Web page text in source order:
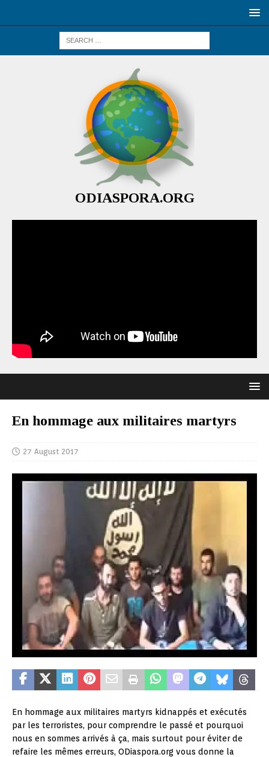
ODIASPORA.ORG
En hommage aux militaires martyrs
27 August 2017
En hommage aux militaires martyrs kidnappés et exécutés
par les terroristes, pour comprendre le passé et pourquoi
nous en sommes arrivés à ça, mais surtout pour éviter de
refaire les mêmes erreurs, ODiaspora.org vous donne la